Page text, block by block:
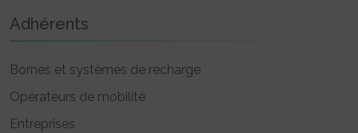
Adhérents
Bornes et systèmes de recharge
Opérateurs de mobilité
Entreprises